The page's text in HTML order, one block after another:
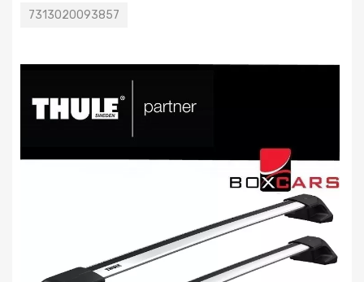
7313020093857